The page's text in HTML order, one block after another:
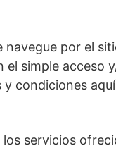
por el
simple acceso
condiciones
servicios